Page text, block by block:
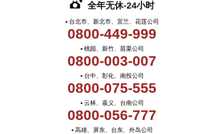
全年无休-24小时
▪ 台北市、新北市、宜兰、花莲公司
0800-449-999
▪ 桃园、新竹、苗栗公司
0800-003-007
▪ 台中、彰化、南投公司
0800-075-555
▪ 云林、嘉义、台南公司
0800-056-777
▪ 高雄、屏东、台东、外岛公司